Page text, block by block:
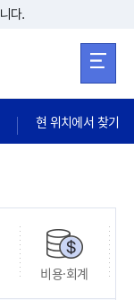
다.
현 위치에서 찾기
비용·회계